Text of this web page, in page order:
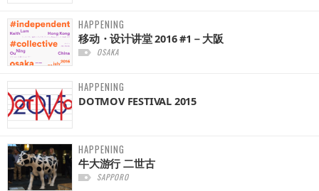
HAPPENING
移动・设计讲堂 2016 #1－大阪
OSAKA
HAPPENING
DOTMOV FESTIVAL 2015
HAPPENING
牛大游行 二世古
SAPPORO